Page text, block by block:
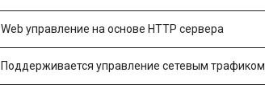
Web управление на основе HTTP сервера
Поддерживается управление сетевым трафиком